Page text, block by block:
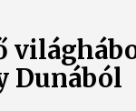
Dunából